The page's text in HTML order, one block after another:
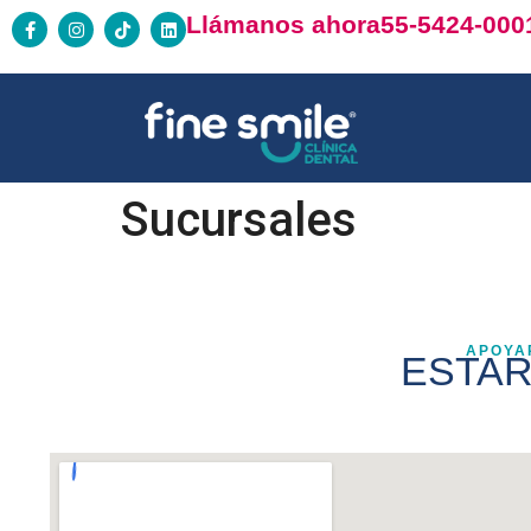
Llámanos ahora55-5424-
Sucursales